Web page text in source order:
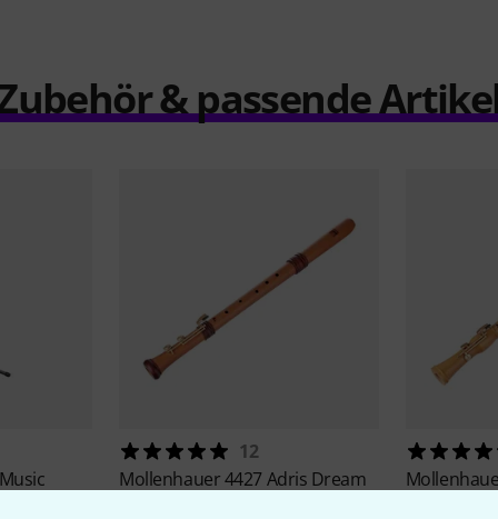
& passende
12
Mollenhauer4427 Adris Dream